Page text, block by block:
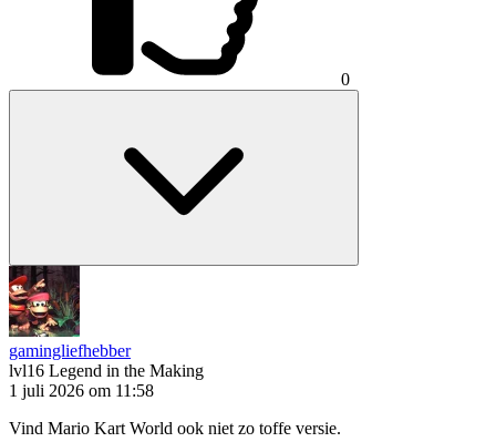
0
gamingliefhebber
lvl16 Legend in the Making
1 juli 2026 om 11:58
Vind Mario Kart World ook niet zo toffe versie.